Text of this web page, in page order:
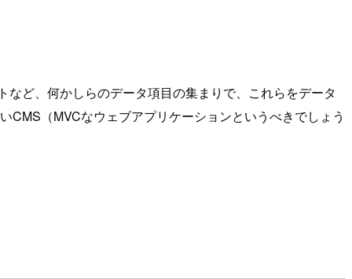
ど、何かしらのデータ項目の集まりで、これらをデータ
（MVCなウェブアプリケーションというべきでしょう